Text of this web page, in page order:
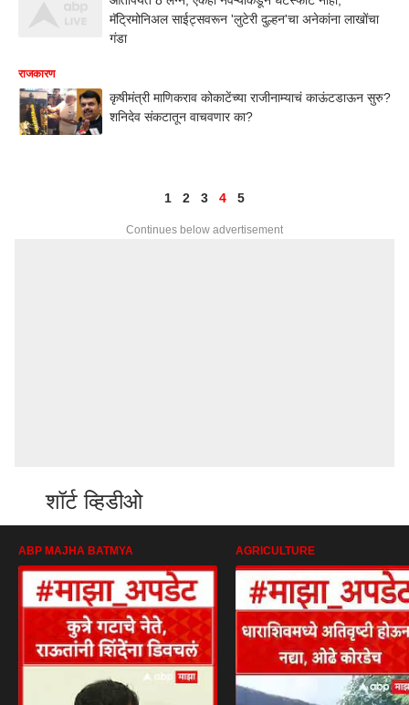
मॅट्रिमोनिअल साईट्सवरून 'लुटेरी दुल्हन'चा अनेकांना लाखोंचा
गंडा
राजकारण
कृषीमंत्री माणिकराव कोकाटेंच्या राजीनाम्याचं काऊंटडाऊन सुरु?
शनिदेव संकटातून वाचवणार का?
1 2 3 4 5
Continues below advertisement
शॉर्ट व्हिडीओ
ABP MAJHA BATMYA AGRICULTURE